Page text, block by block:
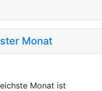
Monat
Monat ist